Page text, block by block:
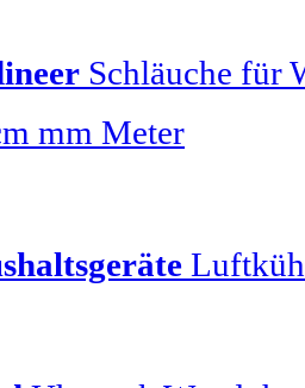
Schläuche für
mm Meter